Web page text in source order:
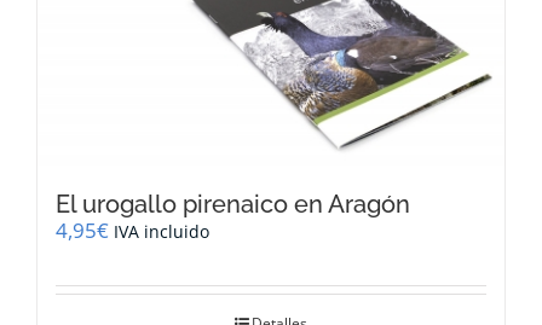
El urogallo pirenaico en Aragón
4,95€ IVA incluido